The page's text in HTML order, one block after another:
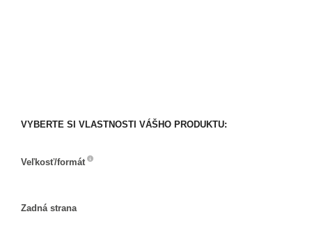
VYBERTE SI VLASTNOSTI VÁŠHO PRODUKTU:
Veľkosť/formát
Zadná strana